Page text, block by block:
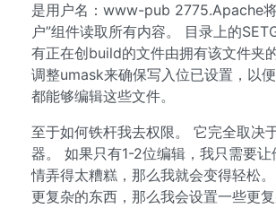
是用户名：www-pub 2775.Apache
户”组件读取所有内容。 目录上的
有正在创build的文件由拥有该文件夹
调整umask来确保写入位已设置，以
都能够编辑这些文件。
至于如何铁杆我去权限。 它完全取决
器。 如果只有1-2位编辑，我只需要
情弄得太糟糕，那么我就会变得轻松
更复杂的东西，那么我会设置一些更复